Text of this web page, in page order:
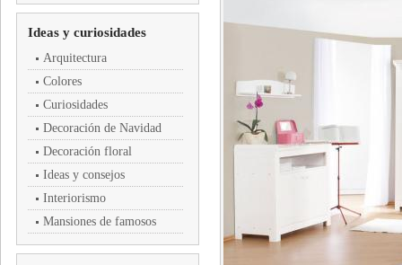
Ideas y curiosidades
Arquitectura
Colores
Curiosidades
Decoración de Navidad
Decoración floral
Ideas y consejos
Interiorismo
Mansiones de famosos